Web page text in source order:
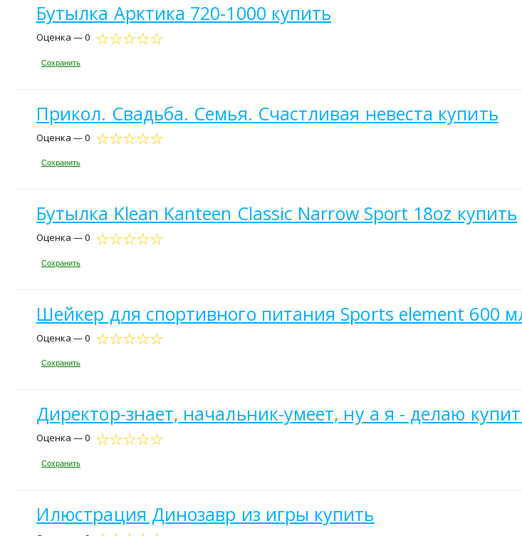
Бутылка Арктика 720-1000 купить
Оценка — 0
Сохранить
Прикол. Свадьба. Семья. Счастливая невеста купить
Оценка — 0
Сохранить
Бутылка Klean Kanteen Classic Narrow Sport 18oz купить
Оценка — 0
Сохранить
Шейкер для спортивного питания Sports element 600
Оценка — 0
Сохранить
Директор-знает, начальник-умеет, ну а я - делаю
Оценка — 0
Сохранить
Илюстрация Динозавр из игры купить